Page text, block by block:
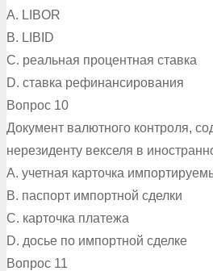
A. LIBOR
B. LIBID
C. реальная процентная ставка
D. ставка рефинансирования
Вопрос 10
Документ валютного контроля,
нерезиденту векселя в
A. учетная карточка
B. паспорт импортной сделки
C. карточка платежа
D. досье по импортной сделке
Вопрос 11